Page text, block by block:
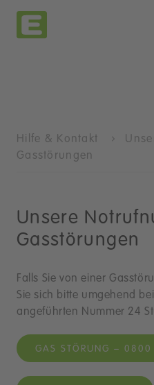
Hilfe & Kontakt
Gasstörungen
Unsere
Gasstörungen
Falls Sie von einer
Sie sich bitte umgehend
angeführten Nummer 24
GAS STÖRUNG –